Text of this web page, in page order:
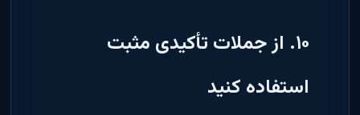
۱۰. از جملات تأکیدی مثبت
استفاده کنید